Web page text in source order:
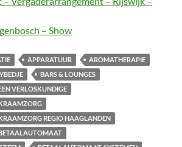
– Show
APPARATUUR
AROMATHERAPIE
BARS & LOUNGES
VERLOSKUNDIGE
REGIO HAAGLANDEN